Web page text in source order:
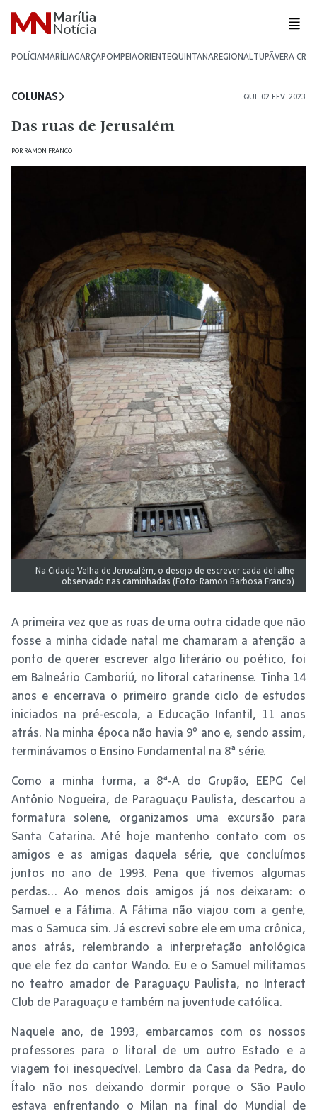
POLÍCIAMARÍLIAGARÇAPOMPEIAORIENTEQUINTANAREGIONALTUPÃVERA CRUZ
COLUNAS QUI. 02 FEV. 2023
Das ruas de Jerusalém
POR RAMON FRANCO
Na Cidade Velha de Jerusalém, o desejo de escrever cada detalhe
observado nas caminhadas (Foto: Ramon Barbosa Franco)
A primeira vez que as ruas de uma outra cidade que não
fosse a minha cidade natal me chamaram a atenção a
ponto de querer escrever algo literário ou poético, foi
em Balneário Camboriú, no litoral catarinense. Tinha 14
anos e encerrava o primeiro grande ciclo de estudos
iniciados na pré-escola, a Educação Infantil, 11 anos
atrás. Na minha época não havia 9º ano e, sendo assim,
terminávamos o Ensino Fundamental na 8ª série.
Como a minha turma, a 8ª-A do Grupão, EEPG Cel
Antônio Nogueira, de Paraguaçu Paulista, descartou a
formatura solene, organizamos uma excursão para
Santa Catarina. Até hoje mantenho contato com os
amigos e as amigas daquela série, que concluímos
juntos no ano de 1993. Pena que tivemos algumas
perdas… Ao menos dois amigos já nos deixaram: o
Samuel e a Fátima. A Fátima não viajou com a gente,
mas o Samuca sim. Já escrevi sobre ele em uma crônica,
anos atrás, relembrando a interpretação antológica
que ele fez do cantor Wando. Eu e o Samuel militamos
no teatro amador de Paraguaçu Paulista, no Interact
Club de Paraguaçu e também na juventude católica.
Naquele ano, de 1993, embarcamos com os nossos
professores para o litoral de um outro Estado e a
viagem foi inesquecível. Lembro da Casa da Pedra, do
Ítalo não nos deixando dormir porque o São Paulo
estava enfrentando o Milan na final do Mundial de